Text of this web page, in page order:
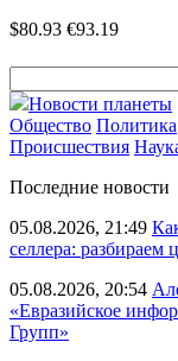
$80.93 €93.19
Новости планеты
Общество Политика
Происшествия
Последние новости
05.08.2026, 21:49
селлера: разбираем
05.08.2026, 20:54
«Евразийское
Групп»